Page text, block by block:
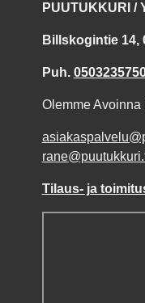
PUUTUKKURI /
Billskogintie 14,
Puh.
Olemme Avoinna
Tilaus- ja